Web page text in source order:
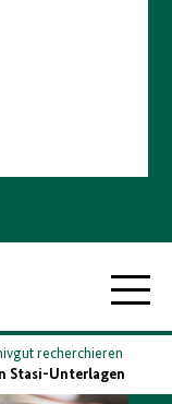
recherchieren
Stasi-Unterlagen